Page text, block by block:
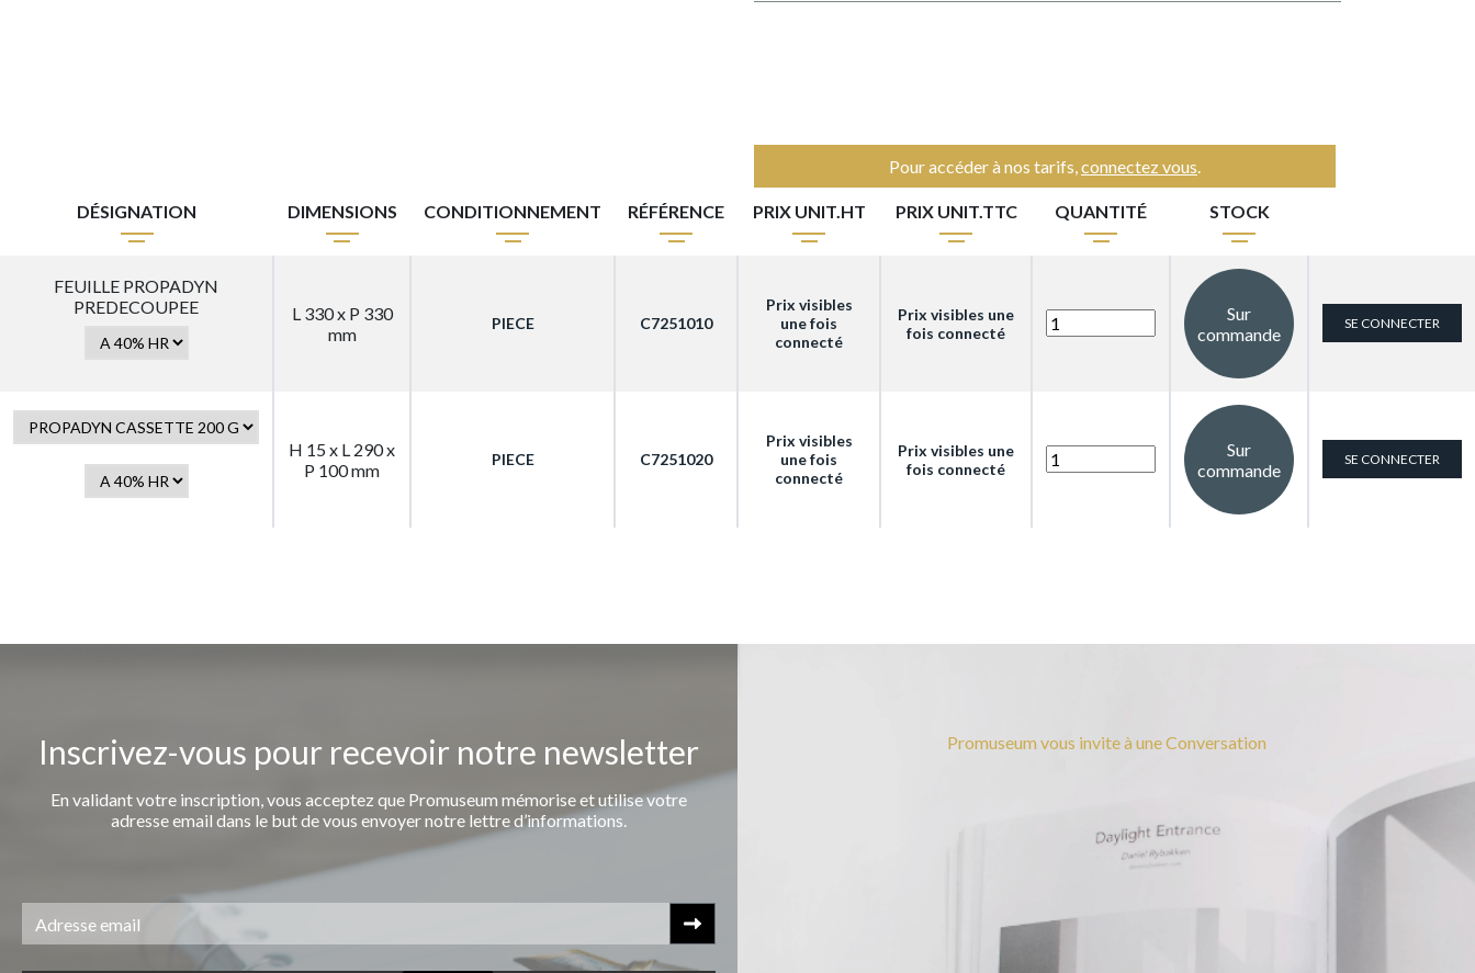
Pour accéder à nos tarifs,connectez vous.
DÉSIGNATION DIMENSIONS CONDITIONNEMENT RÉFÉRENCE PRIX UNIT.HT PRIX UNIT.TTC QUANTITÉ STOCK
FEUILLE PROPADYN
PREDECOUPEE
L 330 x P 330
mm
PIECE C7251010
Prix visibles
une fois
connecté
Prix visibles une
fois connecté
Sur
commande
SE CONNECTER
H 15 x L 290 x
P 100 mm
PIECE C7251020
Prix visibles
une fois
connecté
Prix visibles une
fois connecté
Sur
commande
SE CONNECTER
Inscrivez-vous pour recevoir notre newsletter
En validant votre inscription, vous acceptez que Promuseum mémorise et utilise votre
adresse email dans le but de vous envoyer notre lettre d’informations.
Promuseum vous invite à une Conversation